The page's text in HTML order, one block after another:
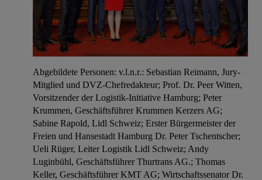
Abgebildete Personen: v.l.n.r.: Sebastian Reimann, Jury-
Mitglied und DVZ-Chefredakteur; Prof. Dr. Peer Witten,
Vorsitzender der Logistik-Initiative Hamburg; Peter
Krummen, Geschäftsführer Krummen Kerzers AG;
Sabine Rapold, Lidl Schweiz; Erster Bürgermeister der
Freien und Hansestadt Hamburg Dr. Peter Tschentscher;
Ueli Rüger, Leiter Logistik Lidl Schweiz; Andy
Luginbühl, Geschäftsführer Thurtrans AG.; Thomas
Keller, Geschäftsführer KMT AG; Wirtschaftssenator Dr.